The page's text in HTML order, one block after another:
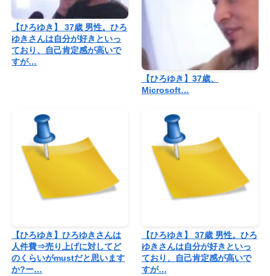
【ひろゆき】 37歳 男性。ひろ
ゆきさんは自分が好きといっ
ており、自己肯定感が高いで
すが…
【ひろゆき】37歳、
Microsoft…
【ひろゆき】ひろゆきさんは
人件費⇒売り上げに対してど
のくらいがmustだと思います
か?ー…
【ひろゆき】 37歳 男性。ひろ
ゆきさんは自分が好きといっ
ており、自己肯定感が高いで
すが…